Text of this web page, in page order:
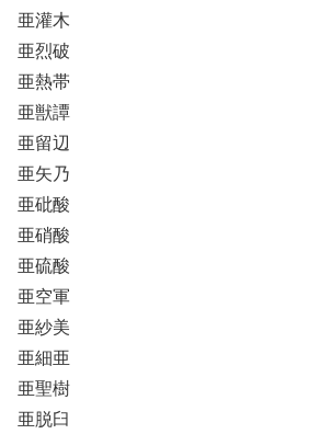
亜灌木
亜烈破
亜熱帯
亜獣譚
亜留辺
亜矢乃
亜砒酸
亜硝酸
亜硫酸
亜空軍
亜紗美
亜細亜
亜聖樹
亜脱臼